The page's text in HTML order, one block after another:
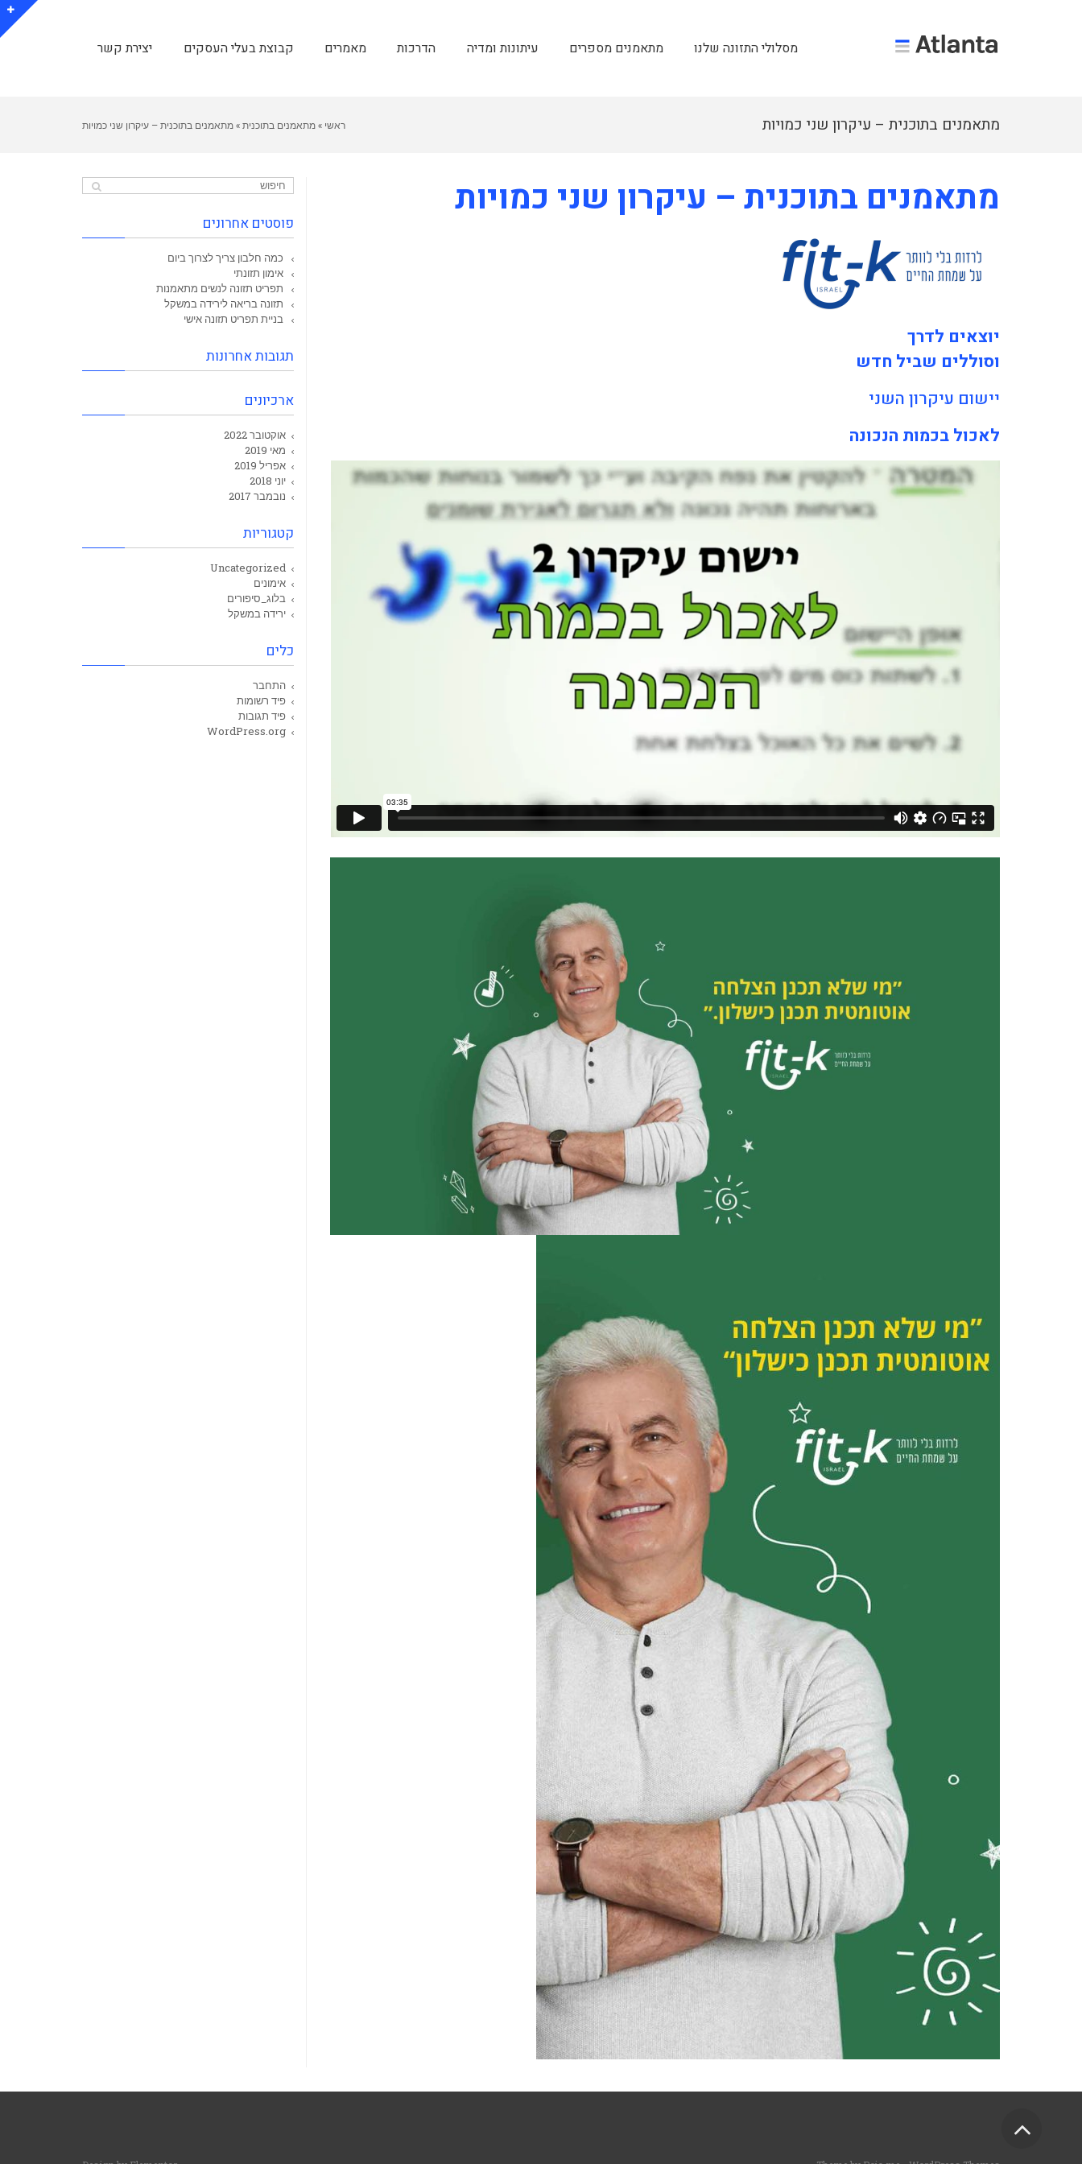
מסלולי התזונה שלנו מתאמנים מספרים עיתונות ומדיה הדרכות מאמרים קבוצת בעלי העסקים יצירת קשר
מתאמנים בתוכנית – עיקרון שני כמויות ראשי »מתאמנים בתוכנית»מתאמנים בתוכנית – עיקרון שני כמויות
מתאמנים בתוכנית – עיקרון שני כמויות
יוצאים לדרך
וסוללים שביל חדש
יישום עיקרון השני
לאכול בכמות הנכונה
פוסטים אחרונים
כמה חלבון צריך לצרוך ביום
אימון תזונתי
תפריט תזונה לנשים מתאמנות
תזונה בריאה לירידה במשקל
בניית תפריט תזונה אישי
תגובות אחרונות
ארכיונים
אוקטובר 2022
מאי 2019
אפריל 2019
יוני 2018
נובמבר 2017
קטגוריות
Uncategorized
אימונים
בלוג_סיפורים
ירידה במשקל
כלים
התחבר
פיד רשומות
פיד תגובות
WordPress.org
לראש